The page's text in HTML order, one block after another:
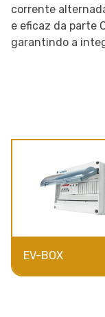
corrente
e eficaz da parte
garantindo a
EV-BOX